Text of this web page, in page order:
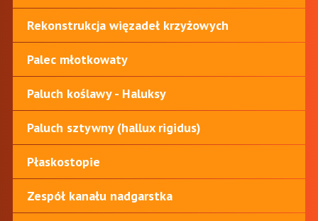
Rekonstrukcja więzadeł krzyżowych
Palec młotkowaty
Paluch koślawy - Haluksy
Paluch sztywny (hallux rigidus)
Płaskostopie
Zespół kanału nadgarstka